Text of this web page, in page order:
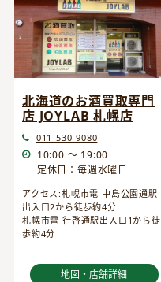
北海道のお酒買取専門
店 JOYLAB 札幌店
011-530-9080
10:00 ～ 19:00
定休日：毎週水曜日
アクセス:札幌市電 中島公園通駅
出入口2から徒歩約4分
札幌市電 行啓通駅出入口1から徒
歩約4分
地図・店舗詳細